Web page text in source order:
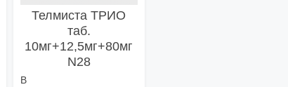
Телмиста ТРИО
таб.
10мг+12,5мг+80мг
N28
В